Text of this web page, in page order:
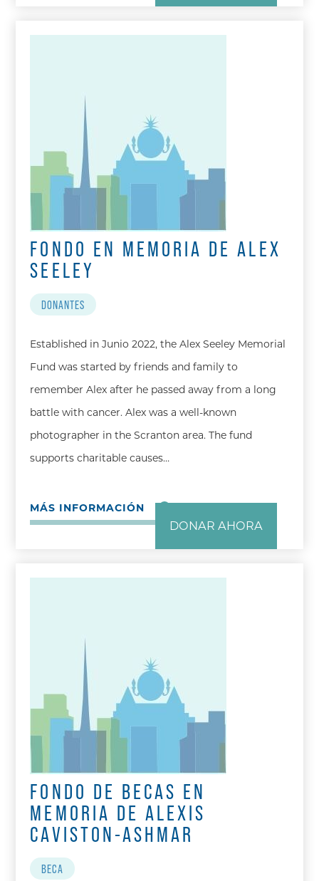
FONDO EN MEMORIA DE ALEX
SEELEY
DONANTES
Established in Junio 2022, the Alex Seeley Memorial
Fund was started by friends and family to
remember Alex after he passed away from a long
battle with cancer. Alex was a well-known
photographer in the Scranton area. The fund
supports charitable causes…
MÁS INFORMACIÓN
DONAR AHORA
FONDO DE BECAS EN
MEMORIA DE ALEXIS
CAVISTON-ASHMAR
BECA